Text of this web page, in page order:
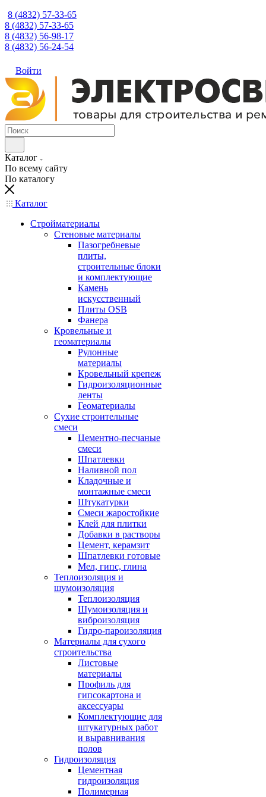
8 (4832) 57-33-65
8 (4832) 57-33-65
8 (4832) 56-98-17
8 (4832) 56-24-54
Войти
Каталог
По всему сайту
По каталогу
Каталог
Стройматериалы
Стеновые материалы
Пазогребневые
плиты,
строительные блоки
и комплектующие
Камень
искусственный
Плиты OSB
Фанера
Кровельные и
геоматериалы
Рулонные
материалы
Кровельный крепеж
Гидроизоляционные
ленты
Геоматериалы
Сухие строительные
смеси
Цементно-песчаные
смеси
Шпатлевки
Наливной пол
Кладочные и
монтажные смеси
Штукатурки
Смеси жаростойкие
Клей для плитки
Добавки в растворы
Цемент, керамзит
Шпатлевки готовые
Мел, гипс, глина
Теплоизоляция и
шумоизоляция
Теплоизоляция
Шумоизоляция и
виброизоляция
Гидро-пароизоляция
Материалы для сухого
строительства
Листовые
материалы
Профиль для
гипсокартона и
аксессуары
Комплектующие для
штукатурных работ
и выравнивания
полов
Гидроизоляция
Цементная
гидроизоляция
Полимерная